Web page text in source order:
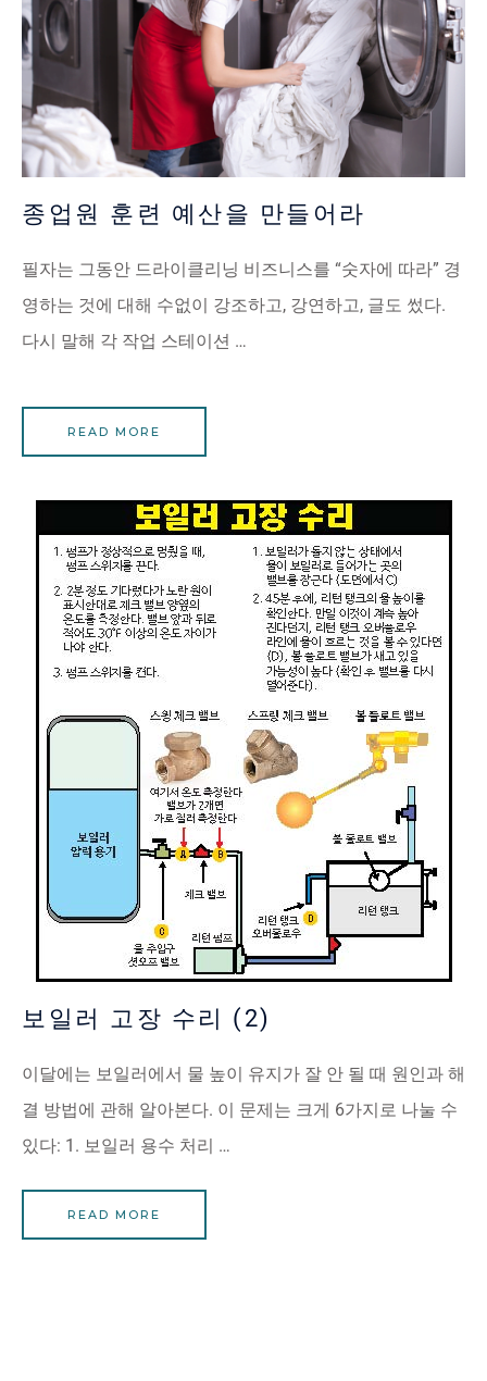
종업원 훈련 예산을 만들어라
필자는 그동안 드라이클리닝 비즈니스를 “숫자에 따라” 경
영하는 것에 대해 수없이 강조하고, 강연하고, 글도 썼다.
다시 말해 각 작업 스테이션 …
READ MORE
보일러 고장 수리 (2)
이달에는 보일러에서 물 높이 유지가 잘 안 될 때 원인과 해
결 방법에 관해 알아본다. 이 문제는 크게 6가지로 나눌 수
있다: 1. 보일러 용수 처리 …
READ MORE